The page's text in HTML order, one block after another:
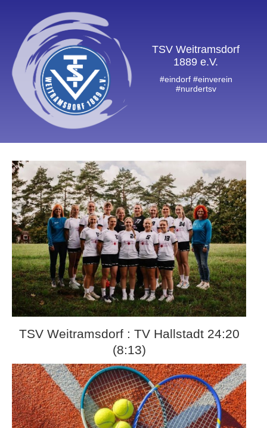
TSV Weitramsdorf
1889 e.V.
#eindorf #einverein
#nurdertsv
TSV Weitramsdorf : TV Hallstadt 24:20
(8:13)